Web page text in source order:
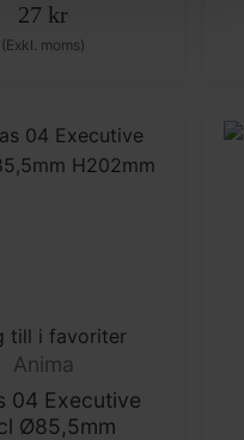
27 kr
(Exkl. moms)
till i favoriter
Anima
04 Executive
Ø85,5mm